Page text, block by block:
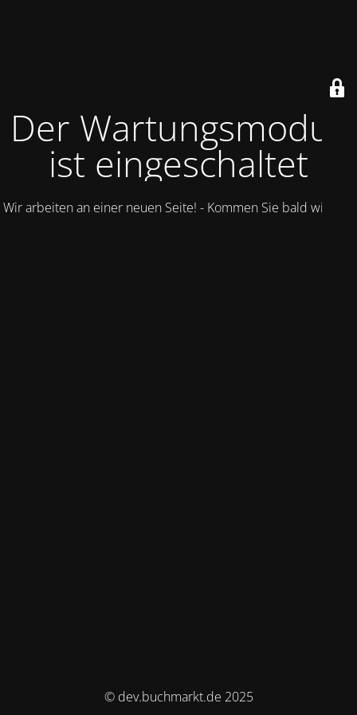
Der Wartungsmodus
ist eingeschaltet
Wir arbeiten an einer neuen Seite! - Kommen Sie bald wieder.
© dev.buchmarkt.de 2025